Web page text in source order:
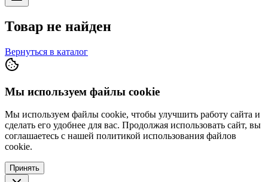
Товар не найден
Вернуться в каталог
Мы используем файлы cookie
Мы используем файлы cookie, чтобы улучшить работу сайта и
сделать его удобнее для вас. Продолжая использовать сайт, вы
соглашаетесь с нашей политикой использования файлов
cookie.
Принять